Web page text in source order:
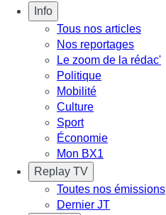
Info
Tous nos articles
Nos reportages
Le zoom de la rédac'
Politique
Mobilité
Culture
Sport
Économie
Mon BX1
Replay TV
Toutes nos émissions
Dernier JT